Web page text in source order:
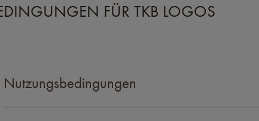
FÜR TKB LOGOS
Nutzungsbedingungen